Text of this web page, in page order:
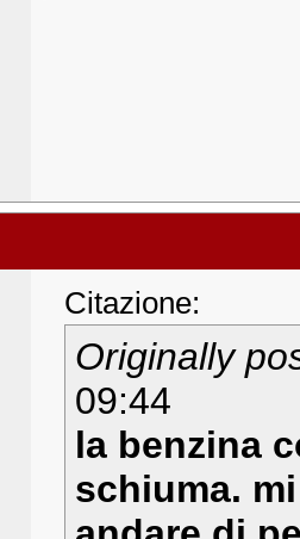
Citazione:
Originally
09:44
la benzina
schiuma.